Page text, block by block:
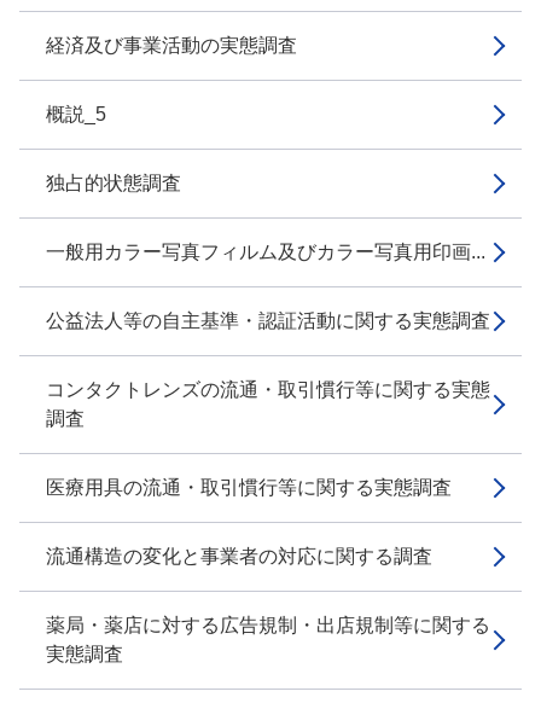
経済及び事業活動の実態調査
概説_5
独占的状態調査
一般用カラー写真フィルム及びカラー写真用印画...
公益法人等の自主基準・認証活動に関する実態調査
コンタクトレンズの流通・取引慣行等に関する実態
調査
医療用具の流通・取引慣行等に関する実態調査
流通構造の変化と事業者の対応に関する調査
薬局・薬店に対する広告規制・出店規制等に関する
実態調査